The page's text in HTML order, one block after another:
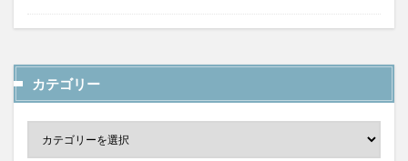
カテゴリー